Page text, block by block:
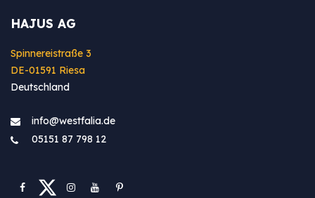
HAJUS AG
Spinnereistraße 3
DE-01591 Riesa
Deutschland
info@westfa​lia.de
05151 87 798 12